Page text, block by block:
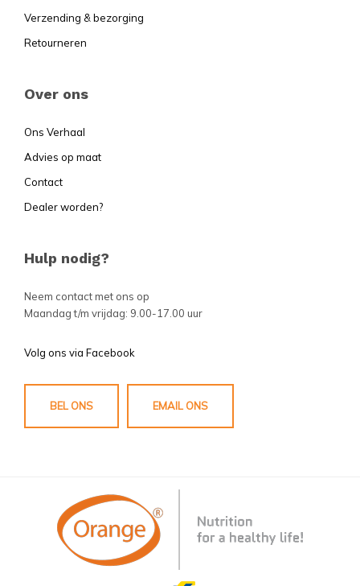
Verzending & bezorging
Retourneren
Over ons
Ons Verhaal
Advies op maat
Contact
Dealer worden?
Hulp nodig?
Neem contact met ons op
Maandag t/m vrijdag: 9.00-17.00 uur
Volg ons via Facebook
BEL ONS EMAIL ONS